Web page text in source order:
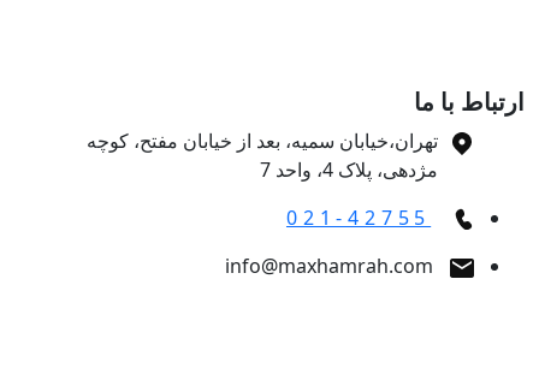
با ما
تهران،خیابان سمیه، بعد از خیابان مفتح، کوچه
مژدهی، پلاک 4، واحد 7
021-42755
info@maxhamrah.com